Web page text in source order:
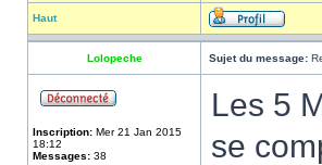
Haut
Lolopeche Sujet du message:
Inscription: Mer 21 Jan 2015
18:12
Messages: 38
Les 5
se